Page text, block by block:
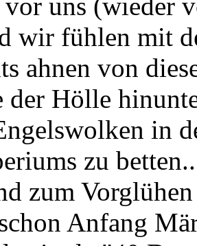
wir fühlen mit
ahnen von
der Hölle
in
zu
zum
Anfang